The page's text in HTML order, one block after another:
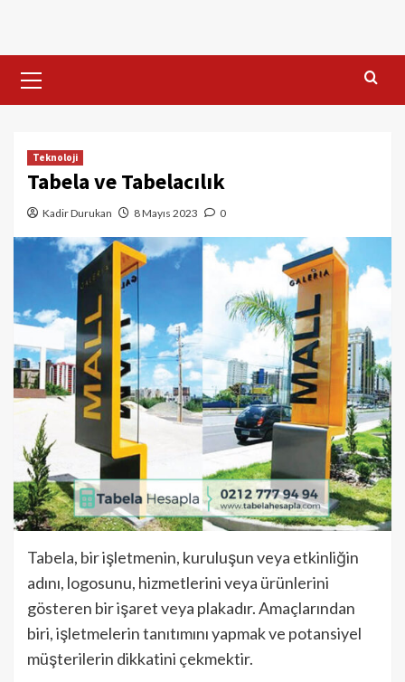
content
Menu
Teknoloji
Tabela ve Tabelacılık
Kadir Durukan 8 Mayıs 2023 0
Tabela, bir işletmenin, kuruluşun veya etkinliğin
adını, logosunu, hizmetlerini veya ürünlerini
gösteren bir işaret veya plakadır. Amaçlarından
biri, işletmelerin tanıtımını yapmak ve potansiyel
müşterilerin dikkatini çekmektir.